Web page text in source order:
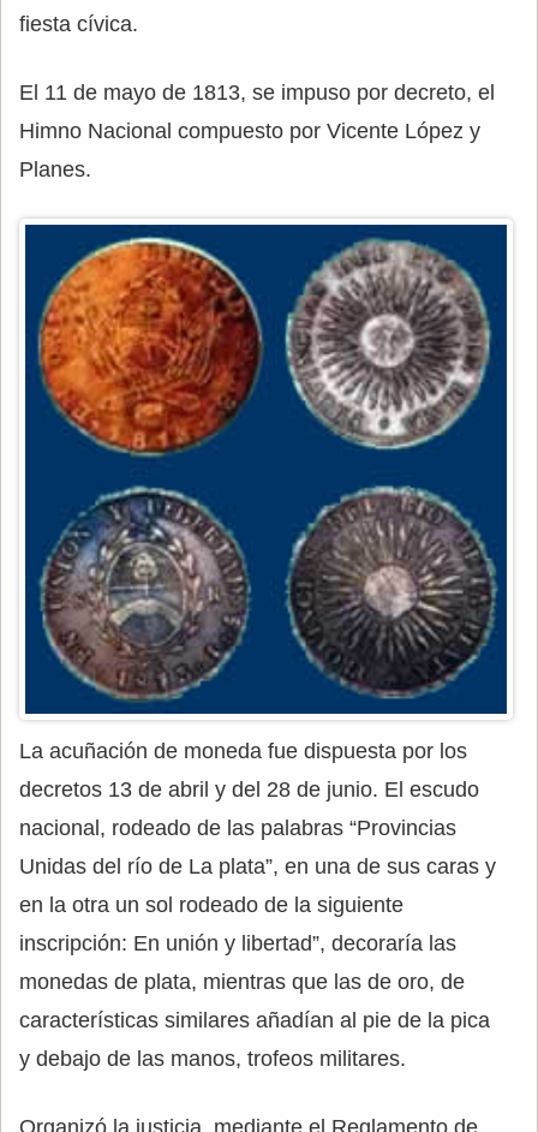
fiesta cívica.
El 11 de mayo de 1813, se impuso por decreto, el
Himno Nacional compuesto por Vicente López y
Planes.
La acuñación de moneda fue dispuesta por los
decretos 13 de abril y del 28 de junio. El escudo
nacional, rodeado de las palabras “Provincias
Unidas del río de La plata”, en una de sus caras y
en la otra un sol rodeado de la siguiente
inscripción: En unión y libertad”, decoraría las
monedas de plata, mientras que las de oro, de
características similares añadían al pie de la pica
y debajo de las manos, trofeos militares.
Organizó la justicia, mediante el Reglamento de